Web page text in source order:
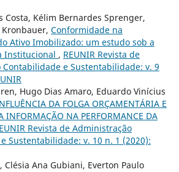
Costa, Kélim Bernardes Sprenger,
Conformidade na
Ativo Imobilizado: um estudo sob a
Institucional , REUNIR Revista de
e Sustentabilidade: v. 9
Hugo Dias Amaro, Eduardo Vinícius
DA FOLGA ORÇAMENTÁRIA E
INFORMAÇÃO NA PERFORMANCE DA
Revista de Administração
Sustentabilidade: v. 10 n. 1 (2020):
Clésia Ana Gubiani, Everton Paulo